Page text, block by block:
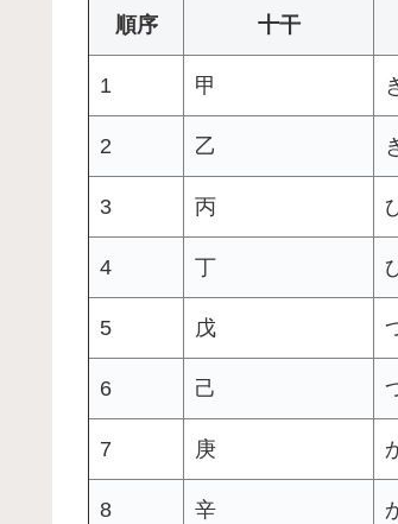
順序 十干
1 甲
2 乙
3 丙
4 丁
5 戊
6 己
7 庚
8 辛